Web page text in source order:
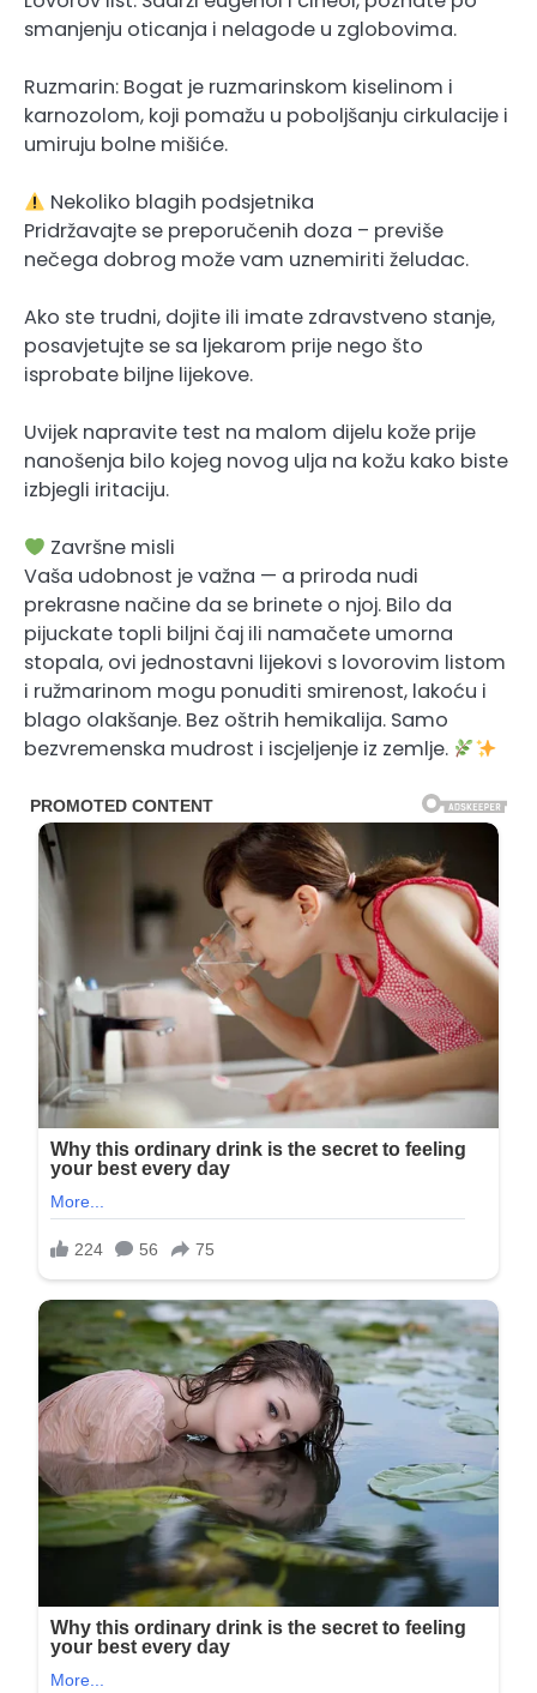
smanjenju oticanja i nelagode u zglobovima.
Ruzmarin: Bogat je ruzmarinskom kiselinom i
karnozolom, koji pomažu u poboljšanju cirkulacije i
umiruju bolne mišiće.
Nekoliko blagih podsjetnika
Pridržavajte se preporučenih doza – previše
nečega dobrog može vam uznemiriti želudac.
Ako ste trudni, dojite ili imate zdravstveno stanje,
posavjetujte se sa ljekarom prije nego što
isprobate biljne lijekove.
Uvijek napravite test na malom dijelu kože prije
nanošenja bilo kojeg novog ulja na kožu kako biste
izbjegli iritaciju.
Završne misli
Vaša udobnost je važna — a priroda nudi
prekrasne načine da se brinete o njoj. Bilo da
pijuckate topli biljni čaj ili namačete umorna
stopala, ovi jednostavni lijekovi s lovorovim listom
i ružmarinom mogu ponuditi smirenost, lakoću i
blago olakšanje. Bez oštrih hemikalija. Samo
bezvremenska mudrost i iscjeljenje iz zemlje.